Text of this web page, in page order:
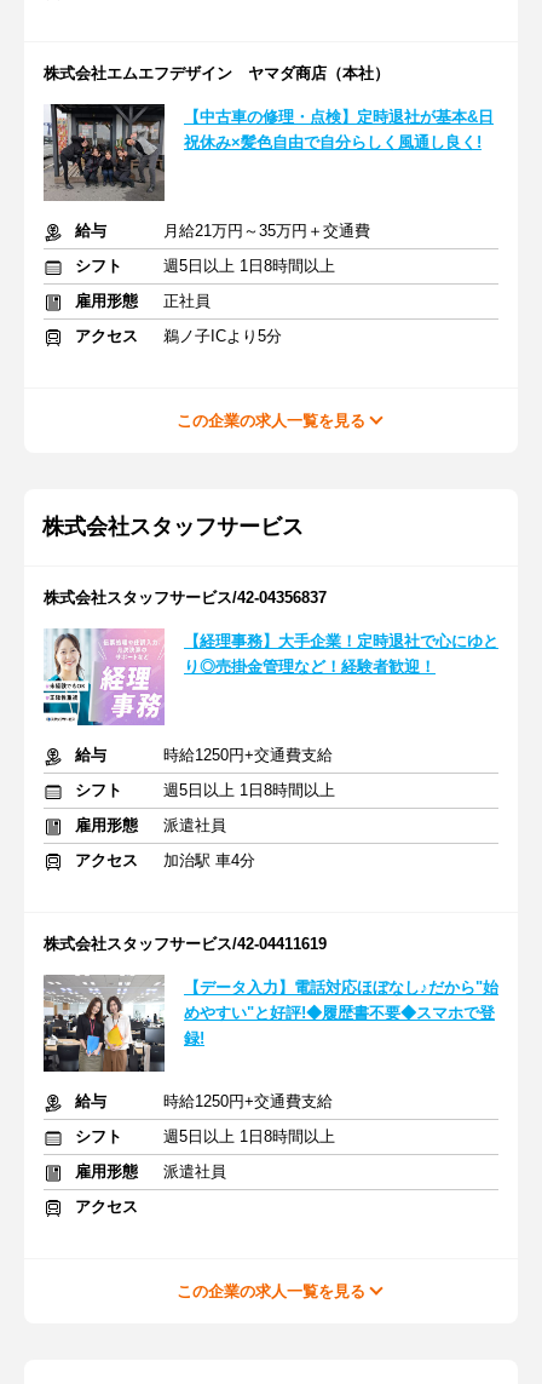
株式会社エムエフデザイン ヤマダ商店（本社）
【中古車の修理・点検】定時退社が基本&日
祝休み×髪色自由で自分らしく風通し良く!
給与
月給21万円～35万円＋交通費
シフト
週5日以上 1日8時間以上
雇用形態
正社員
アクセス
鵜ノ子ICより5分
この企業の求人一覧を見る
株式会社スタッフサービス
株式会社スタッフサービス/42-04356837
【経理事務】大手企業！定時退社で心にゆと
り◎売掛金管理など！経験者歓迎！
給与
時給1250円+交通費支給
シフト
週5日以上 1日8時間以上
雇用形態
派遣社員
アクセス
加治駅 車4分
株式会社スタッフサービス/42-04411619
【データ入力】電話対応ほぼなし♪だから"始
めやすい"と好評!◆履歴書不要◆スマホで登
録!
給与
時給1250円+交通費支給
シフト
週5日以上 1日8時間以上
雇用形態
派遣社員
アクセス
この企業の求人一覧を見る